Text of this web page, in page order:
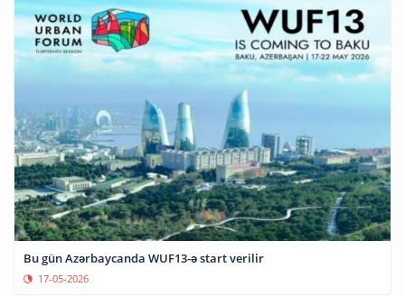
Bu gün Azərbaycanda WUF13-ə start verilir
17-05-2026